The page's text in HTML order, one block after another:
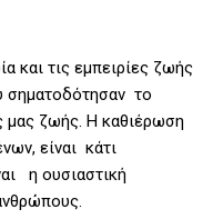
και τις εμπειρίες ζωής
το
μας ζωής. Η καθιέρωση
είναι κάτι
η ουσιαστική